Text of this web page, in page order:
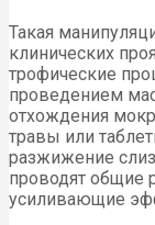
Такая
клинических
трофические
проведением
отхождения
травы или
разжижение
проводят общие
усиливающие